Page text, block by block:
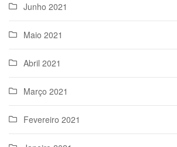
Junho 2021
Maio 2021
Abril 2021
Março 2021
Fevereiro 2021